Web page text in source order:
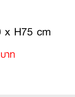
x H75 cm
าท